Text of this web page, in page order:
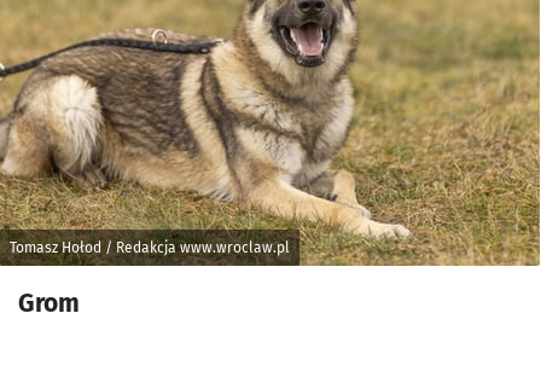
Tomasz Hołod / Redakcja www.wroclaw.pl
Grom